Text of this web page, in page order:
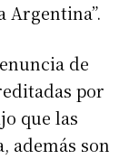
de
por
que las
además son